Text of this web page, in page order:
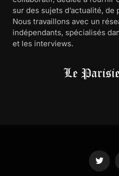
sur des sujets d’actualité,
Nous travaillons avec un
indépendants, spécialisés
et les interviews.
Twitter